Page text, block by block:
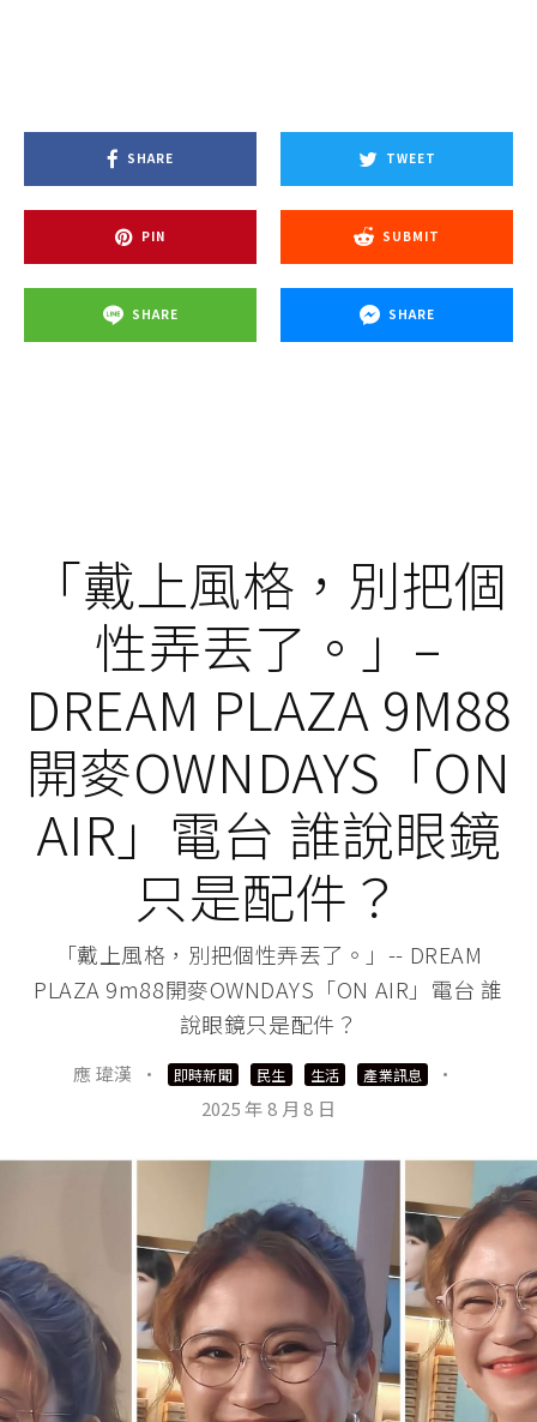
SHARE TWEET
PIN SUBMIT
SHARE SHARE
「戴上風格，別把個
性弄丟了。」–
DREAM PLAZA 9M88
開麥OWNDAYS「ON
AIR」電台 誰說眼鏡
只是配件？
「戴上風格，別把個性弄丟了。」-- DREAM
PLAZA 9m88開麥OWNDAYS「ON AIR」電台 誰
說眼鏡只是配件？
應 瑋漢 · 即時新聞 民生 生活 產業訊息
·
2025 年 8 月 8 日